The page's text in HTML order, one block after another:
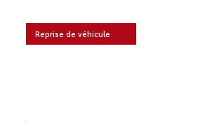
Reprise de véhicule